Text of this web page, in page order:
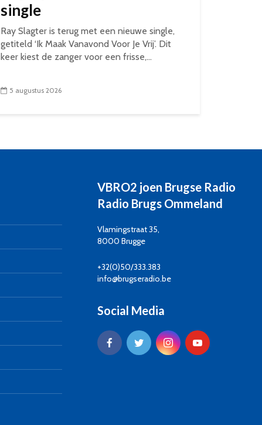
single
Ray Slagter is terug met een nieuwe single,
getiteld ‘Ik Maak Vanavond Voor Je Vrij’. Dit
keer kiest de zanger voor een frisse,...
5 augustus 2026
VBRO2 joen Brugse Radio
Radio Brugs Ommeland
Vlamingstraat 35,
8000 Brugge
+32(0)50/333.383
info@brugseradio.be
Social Media